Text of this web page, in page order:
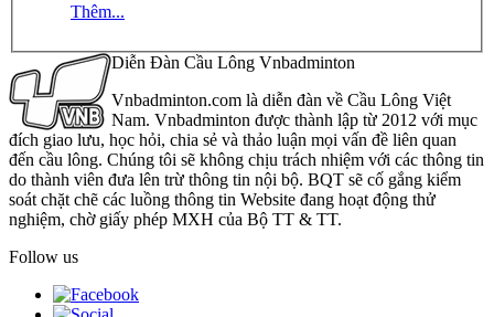
Thêm...
Diễn Đàn Cầu Lông Vnbadminton
Vnbadminton.com là diễn đàn về Cầu Lông Việt
Nam. Vnbadminton được thành lập từ 2012 với mục
đích giao lưu, học hỏi, chia sẻ và thảo luận mọi vấn đề liên quan
đến cầu lông. Chúng tôi sẽ không chịu trách nhiệm với các thông tin
do thành viên đưa lên trừ thông tin nội bộ. BQT sẽ cố gắng kiểm
soát chặt chẽ các luồng thông tin Website đang hoạt động thử
nghiệm, chờ giấy phép MXH của Bộ TT & TT.
Follow us